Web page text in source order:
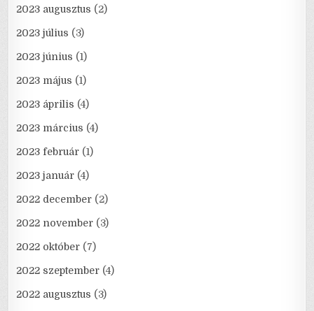
2023 augusztus (2)
2023 július (3)
2023 június (1)
2023 május (1)
2023 április (4)
2023 március (4)
2023 február (1)
2023 január (4)
2022 december (2)
2022 november (3)
2022 október (7)
2022 szeptember (4)
2022 augusztus (3)